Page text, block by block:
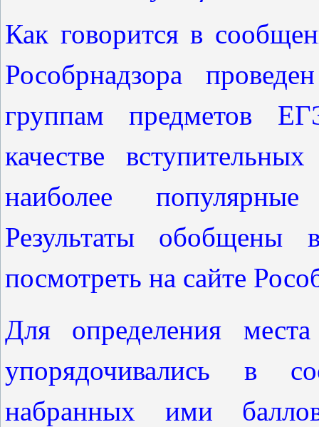
Как говорится в
Рособрнадзора
группам предметов
качестве
наиболее
Результаты
посмотреть на сайте
Для определения
упорядочивались в
набранных ими